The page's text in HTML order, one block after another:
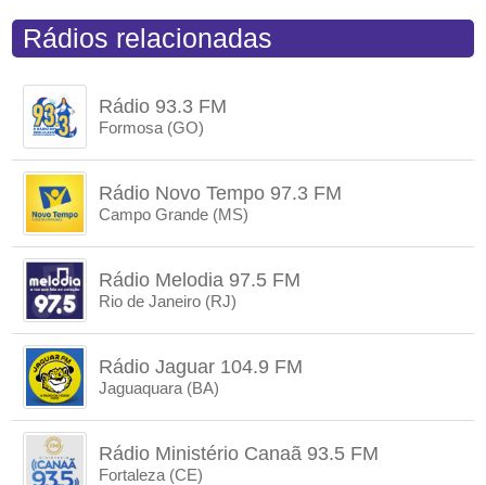
Rádios relacionadas
Rádio 93.3 FM
Formosa (GO)
Rádio Novo Tempo 97.3 FM
Campo Grande (MS)
Rádio Melodia 97.5 FM
Rio de Janeiro (RJ)
Rádio Jaguar 104.9 FM
Jaguaquara (BA)
Rádio Ministério Canaã 93.5 FM
Fortaleza (CE)